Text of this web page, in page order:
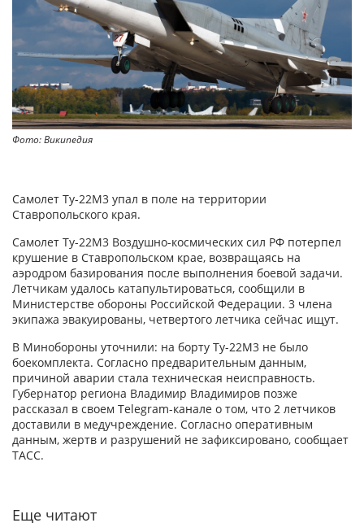
Фото: Википедия
Самолет Ту-22М3 упал в поле на территории
Ставропольского края.
Самолет Ту-22М3 Воздушно-космических сил РФ потерпел
крушение в Ставропольском крае, возвращаясь на
аэродром базирования после выполнения боевой задачи.
Летчикам удалось катапультироваться, сообщили в
Министерстве обороны Российской Федерации. 3 члена
экипажа эвакуированы, четвертого летчика сейчас ищут.
В Минобороны уточнили: на борту Ту-22М3 не было
боекомплекта. Согласно предварительным данным,
причиной аварии стала техническая неисправность.
Губернатор региона Владимир Владимиров позже
рассказал в своем Telegram-канале о том, что 2 летчиков
доставили в медучреждение. Согласно оперативным
данным, жертв и разрушений не зафиксировано, сообщает
ТАСС.
Еще читают